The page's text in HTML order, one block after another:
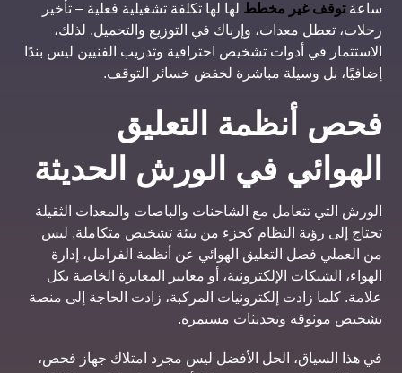
ساعةتوقف غير مخطط لها لها تكلفة تشغيلية فعلية – تأخير
رحلات، تعطل معدات، وإرباك في التوزيع والتحميل. لذلك،
الاستثمار في أدوات تشخيص احترافية وتدريب الفنيين ليس بندًا
إضافيًا، بل وسيلة مباشرة لخفض خسائر التوقف.
فحص أنظمة التعليق
الهوائي في الورش الحديثة
الورش التي تتعامل مع الشاحنات والباصات والمعدات الثقيلة
تحتاج إلى رؤية النظام كجزء من بيئة تشخيص متكاملة. ليس
من العملي فصل التعليق الهوائي عن أنظمة الفرامل، إدارة
الهواء، الشبكات الإلكترونية، أو معايير المعايرة الخاصة بكل
علامة. كلما زادت إلكترونيات المركبة، زادت الحاجة إلى منصة
تشخيص موثوقة وتحديثات مستمرة.
في هذا السياق، الحل الأفضل ليس مجرد امتلاك جهاز فحص،